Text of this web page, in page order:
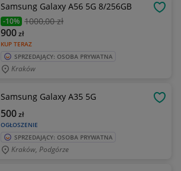
Samsung Galaxy A56 5G 8/256GB
-10% 1000,00 zł
KUP TERAZ
900zł
SPRZEDAJĄCY: OSOBA PRYWATNA
Kraków
Samsung Galaxy A35 5G
OGŁOSZENIE
500zł
SPRZEDAJĄCY: OSOBA PRYWATNA
Kraków, Podgórze